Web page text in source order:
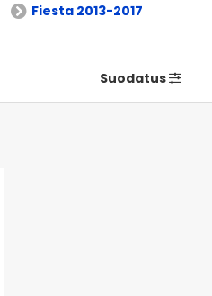
Fiesta 2013-2017
Suodatus